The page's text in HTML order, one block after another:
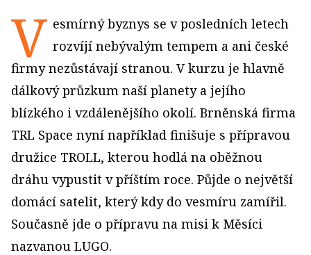
V esmírný byznys se v posledních letech
rozvíjí nebývalým tempem a ani české
firmy nezůstávají stranou. V kurzu je hlavně
dálkový průzkum naší planety a jejího
blízkého i vzdálenějšího okolí. Brněnská firma
TRL Space nyní například finišuje s přípravou
družice TROLL, kterou hodlá na oběžnou
dráhu vypustit v příštím roce. Půjde o největší
domácí satelit, který kdy do vesmíru zamířil.
Současně jde o přípravu na misi k Měsíci
nazvanou LUGO.